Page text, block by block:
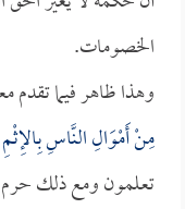
الخصومات.
وهذا ظاهر فيما تقدم
مِنْ أَمْوَالِ النَّاسِ
تعلمون ومع ذلك حرم